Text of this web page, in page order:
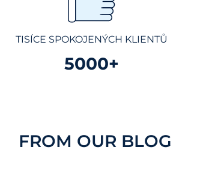
TISÍCE SPOKOJENÝCH KLIENTŮ
5000+
FROM OUR BLOG